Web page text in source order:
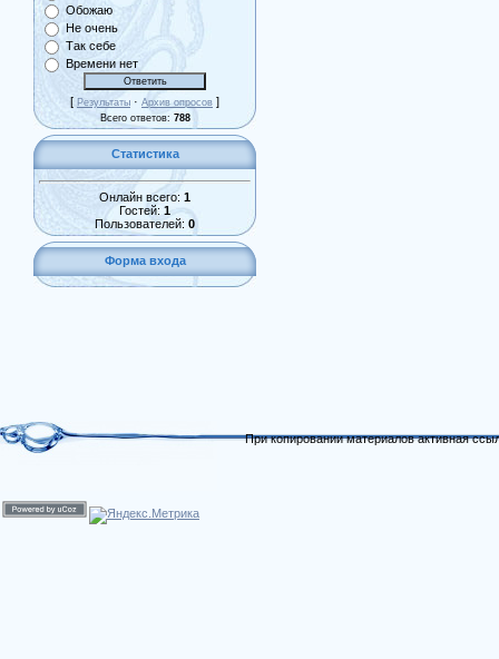
Обожаю
Не очень
Так себе
Времени нет
[ Результаты · Архив опросов ]
Всего ответов: 788
Статистика
Онлайн всего: 1
Гостей: 1
Пользователей: 0
Форма входа
При копировании материалов активная